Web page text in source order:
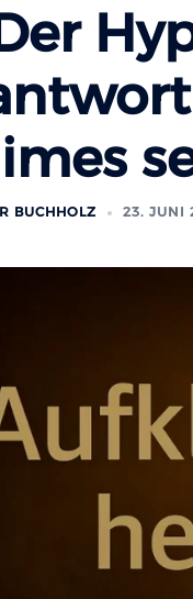
BUCHHOLZ 23. JUNI